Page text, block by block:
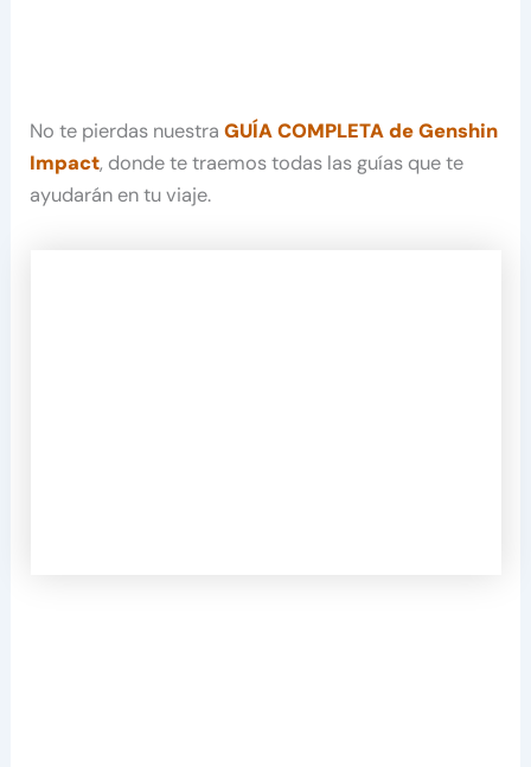
No te pierdas nuestraGUÍA COMPLETA de Genshin
Impact, donde te traemos todas las guías que te
ayudarán en tu viaje.